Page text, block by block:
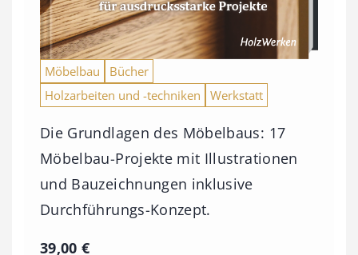
Möbelbau
Bücher
Holzarbeiten und -techniken
Werkstatt
Die Grundlagen des Möbelbaus: 17
Möbelbau-Projekte mit Illustrationen
und Bauzeichnungen inklusive
Durchführungs-Konzept.
39,00€